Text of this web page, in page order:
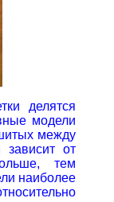
делятся
модели
между
зависит от
тем
наиболее